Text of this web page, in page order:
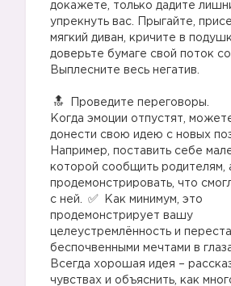
докажете, только дадите
упрекнуть вас. Прыгайте,
мягкий диван, кричите в
доверьте бумаге свой поток
Выплесните весь негатив.
Проведите переговоры.
Когда эмоции отпустят,
донести свою идею с новых
Например, поставить себе
которой сообщить родителям,
продемонстрировать, что
с ней.
Как минимум, это
продемонстрирует вашу
целеустремлённость и
беспочвенными мечтами в
Всегда хорошая идея –
чувствах и объяснить, как